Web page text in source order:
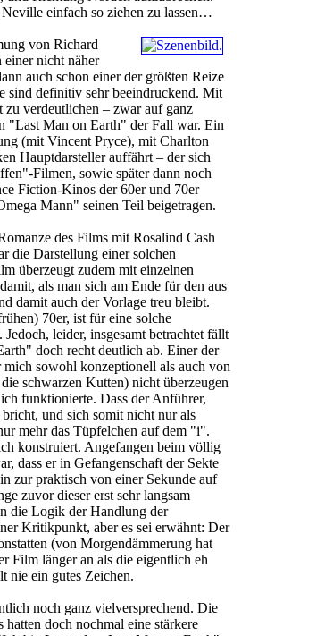
einfach so ziehen zu lassen…
von Richard
nicht näher
auch schon einer der größten Reize
sind definitiv sehr beeindruckend. Mit
verdeutlichen – zwar auf ganz
"Last Man on Earth" der Fall war. Ein
(mit Vincent Pryce), mit Charlton
Hauptdarsteller auffährt – der sich
Filmen, sowie später dann noch
Fiction-Kinos der 60er und 70er
Mann" seinen Teil beigetragen.
des Films mit Rosalind Cash
die Darstellung einer solchen
überzeugt zudem mit einzelnen
als man sich am Ende für den aus
damit auch der Vorlage treu bleibt.
70er, ist für eine solche
leider, insgesamt betrachtet fällt
doch recht deutlich ab. Einer der
sowohl konzeptionell als auch von
schwarzen Kutten) nicht überzeugen
funktionierte. Dass der Anführer,
und sich somit nicht nur als
mehr das Tüpfelchen auf dem "i".
konstruiert. Angefangen beim völlig
dass er in Gefangenschaft der Sekte
zur praktisch von einer Sekunde auf
zuvor dieser erst sehr langsam
die Logik der Handlung der
Kritikpunkt, aber es sei erwähnt: Der
(von Morgendämmerung hat
Film länger an als die eigentlich eh
nie ein gutes Zeichen.
noch ganz vielversprechend. Die
doch nochmal eine stärkere